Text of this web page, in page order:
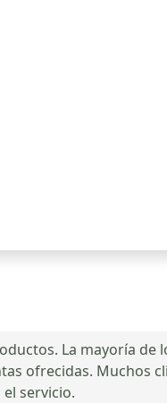
La mayoría de
ofrecidas. Muchos
servicio.